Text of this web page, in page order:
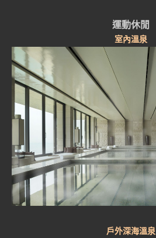
運動休閒
室內溫泉
戶外深海溫泉